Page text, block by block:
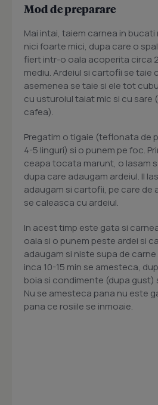
Mod de preparare
Mai intai, taiem carnea in bucati
nici foarte mici, dupa care o
fiert intr-o oala acoperita circa
mediu. Ardeiul si cartofii se taie
asemenea se taie si ele tot
cu usturoiul taiat mic si cu sare
cafea).
Pregatim o tigaie (teflonata de
4-5 linguri) si o punem pe foc.
ceapa tocata marunt, o lasam
dupa care adaugam ardeiul. Il
adaugam si cartofii, pe care de
se caleasca cu ardeiul.
In acest timp este gata si
oala si o punem peste ardei si
adaugam si niste supa de carne
inca 10-15 min se amesteca,
boia si condimente (dupa gust)
Nu se amesteca pana nu este
pana ce rosiile se inmoaie.